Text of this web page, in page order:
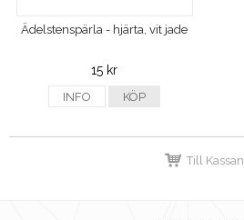
Ädelstenspärla - hjärta, vit jade
15 kr
INFO KÖP
Till Kassan